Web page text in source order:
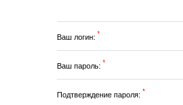
Ваш логин: *
Ваш пароль: *
Подтверждение пароля: *